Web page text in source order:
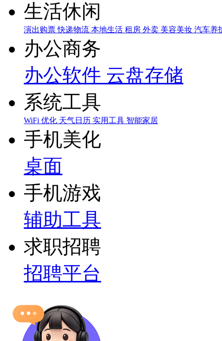
生活休闲
演出购票 快递物流 本地生活 租房 外卖 美容美妆 汽车养
办公商务
办公软件 云盘存储
系统工具
WiFi 优化 天气日历 实用工具 智能家居
手机美化
桌面
手机游戏
辅助工具
求职招聘
招聘平台